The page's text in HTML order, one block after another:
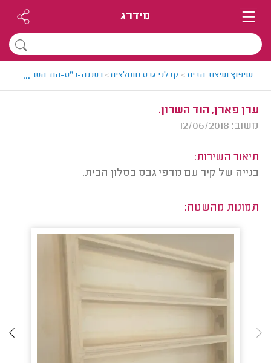
מידרג
שיפוץ ועיצוב הבית> קבלני גבס מומלצים> רעננה-כ"ס-הוד השרון >
...
ערן פארן, הוד השרון.
משוב: 12/06/2018
תיאור השירות:
בנייה של קיר עם מדפי גבס בסלון הבית.
תמונות מהשטח: